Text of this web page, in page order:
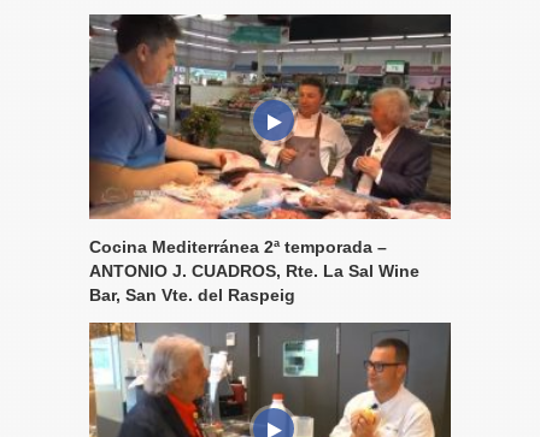
Cocina Mediterránea 2ª temporada –
ANTONIO J. CUADROS, Rte. La Sal Wine
Bar, San Vte. del Raspeig